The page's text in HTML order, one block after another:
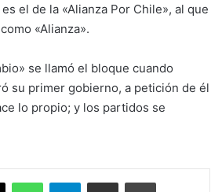
el de la «Alianza Por Chile», al que
«Alianza».
se llamó el bloque cuando
su primer gobierno, a petición de él
lo propio; y los partidos se
X WhatsAppTelegramEnviar vía email Imprimir